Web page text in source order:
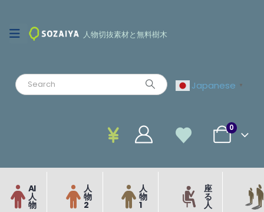
人物切抜素材と無料樹木
Japanese ▼
0
AI
人
物
人
物
2
人
物
1
座
る
人